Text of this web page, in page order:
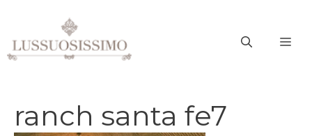
contenuto
ranch santa fe7